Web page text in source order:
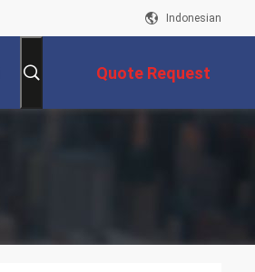
Indonesian
Quote Request